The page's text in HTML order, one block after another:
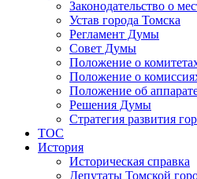
Законодательство о
Устав города Томска
Регламент Думы
Совет Думы
Положение о
Положение о
Положение об
Решения Думы
Стратегия развития
ТОС
История
Историческая справка
Депутаты Томской